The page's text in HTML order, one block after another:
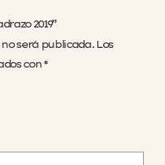
2019”
no será publicada. Los
con*